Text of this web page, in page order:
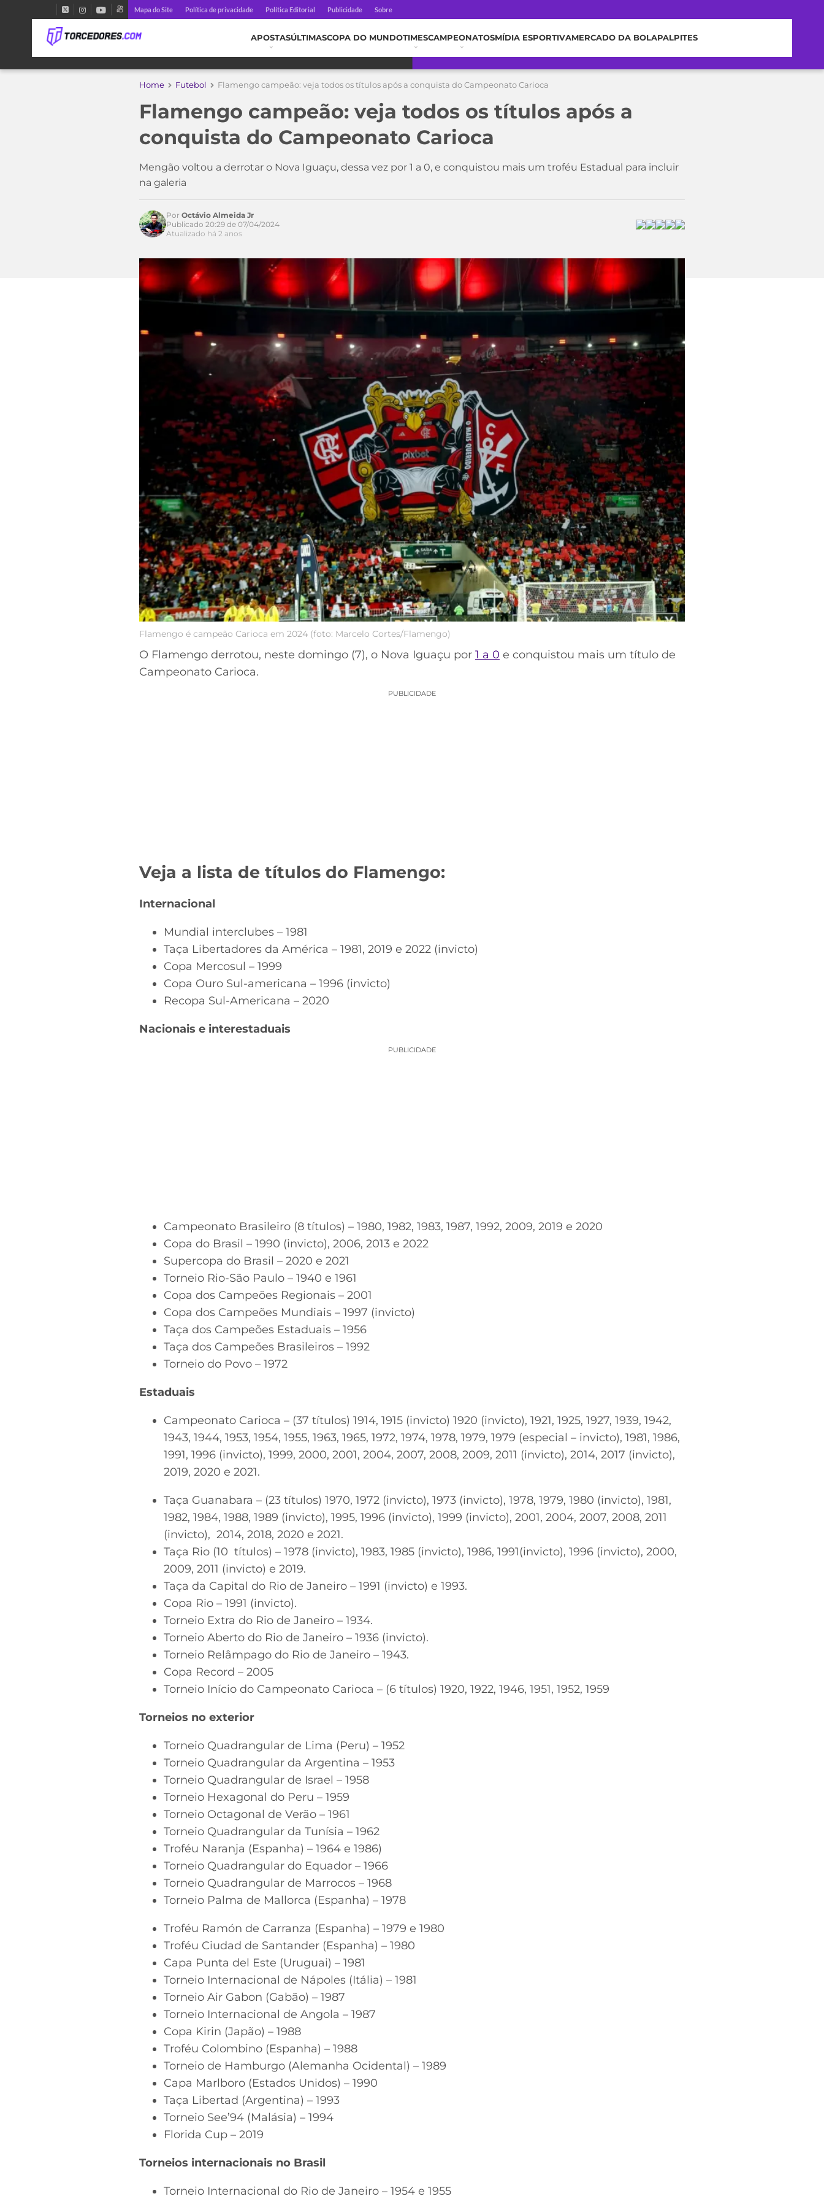
Mapa do Site Política de privacidade Política Editorial Publicidade Sobre
APOSTASÚLTIMASCOPA DO MUNDOTIMESCAMPEONATOSMÍDIA ESPORTIVAMERCADO DA BOLAPALPITES
Home Futebol Flamengo campeão: veja todos os títulos após a conquista do Campeonato Carioca
Flamengo campeão: veja todos os títulos após a
conquista do Campeonato Carioca
Mengão voltou a derrotar o Nova Iguaçu, dessa vez por 1 a 0, e conquistou mais um troféu Estadual para incluir
na galeria
Acesse o perfil do autor
Por Octávio Almeida Jr
Publicado 20:29 de 07/04/2024
Atualizado há 2 anos
Flamengo é campeão Carioca em 2024 (foto: Marcelo Cortes/Flamengo)
O Flamengo derrotou, neste domingo (7), o Nova Iguaçu por 1 a 0 e conquistou mais um título de
Campeonato Carioca.
PUBLICIDADE
Veja a lista de títulos do Flamengo:
Internacional
Mundial interclubes – 1981
Taça Libertadores da América – 1981, 2019 e 2022 (invicto)
Copa Mercosul – 1999
Copa Ouro Sul-americana – 1996 (invicto)
Recopa Sul-Americana – 2020
Nacionais e interestaduais
PUBLICIDADE
Campeonato Brasileiro (8 títulos) – 1980, 1982, 1983, 1987, 1992, 2009, 2019 e 2020
Copa do Brasil – 1990 (invicto), 2006, 2013 e 2022
Supercopa do Brasil – 2020 e 2021
Torneio Rio-São Paulo – 1940 e 1961
Copa dos Campeões Regionais – 2001
Copa dos Campeões Mundiais – 1997 (invicto)
Taça dos Campeões Estaduais – 1956
Taça dos Campeões Brasileiros – 1992
Torneio do Povo – 1972
Estaduais
Campeonato Carioca – (37 títulos) 1914, 1915 (invicto) 1920 (invicto), 1921, 1925, 1927, 1939, 1942,
1943, 1944, 1953, 1954, 1955, 1963, 1965, 1972, 1974, 1978, 1979, 1979 (especial – invicto), 1981, 1986,
1991, 1996 (invicto), 1999, 2000, 2001, 2004, 2007, 2008, 2009, 2011 (invicto), 2014, 2017 (invicto),
2019, 2020 e 2021.
Taça Guanabara – (23 títulos) 1970, 1972 (invicto), 1973 (invicto), 1978, 1979, 1980 (invicto), 1981,
1982, 1984, 1988, 1989 (invicto), 1995, 1996 (invicto), 1999 (invicto), 2001, 2004, 2007, 2008, 2011
(invicto), 2014, 2018, 2020 e 2021.
Taça Rio (10 títulos) – 1978 (invicto), 1983, 1985 (invicto), 1986, 1991(invicto), 1996 (invicto), 2000,
2009, 2011 (invicto) e 2019.
Taça da Capital do Rio de Janeiro – 1991 (invicto) e 1993.
Copa Rio – 1991 (invicto).
Torneio Extra do Rio de Janeiro – 1934.
Torneio Aberto do Rio de Janeiro – 1936 (invicto).
Torneio Relâmpago do Rio de Janeiro – 1943.
Copa Record – 2005
Torneio Início do Campeonato Carioca – (6 títulos) 1920, 1922, 1946, 1951, 1952, 1959
Torneios no exterior
Torneio Quadrangular de Lima (Peru) – 1952
Torneio Quadrangular da Argentina – 1953
Torneio Quadrangular de Israel – 1958
Torneio Hexagonal do Peru – 1959
Torneio Octagonal de Verão – 1961
Torneio Quadrangular da Tunísia – 1962
Troféu Naranja (Espanha) – 1964 e 1986)
Torneio Quadrangular do Equador – 1966
Torneio Quadrangular de Marrocos – 1968
Torneio Palma de Mallorca (Espanha) – 1978
Troféu Ramón de Carranza (Espanha) – 1979 e 1980
Troféu Ciudad de Santander (Espanha) – 1980
Capa Punta del Este (Uruguai) – 1981
Torneio Internacional de Nápoles (Itália) – 1981
Torneio Air Gabon (Gabão) – 1987
Torneio Internacional de Angola – 1987
Copa Kirin (Japão) – 1988
Troféu Colombino (Espanha) – 1988
Torneio de Hamburgo (Alemanha Ocidental) – 1989
Capa Marlboro (Estados Unidos) – 1990
Taça Libertad (Argentina) – 1993
Torneio See’94 (Malásia) – 1994
Florida Cup – 2019
Torneios internacionais no Brasil
Torneio Internacional do Rio de Janeiro – 1954 e 1955